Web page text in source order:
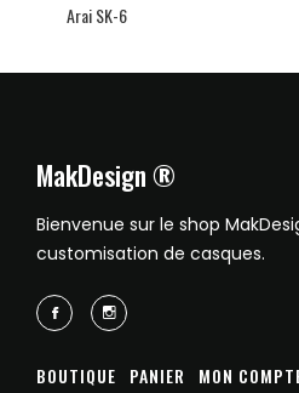
Arai SK-6
MakDesign ®
Bienvenue sur le shop
customisation de casques.
BOUTIQUE PANIER MON